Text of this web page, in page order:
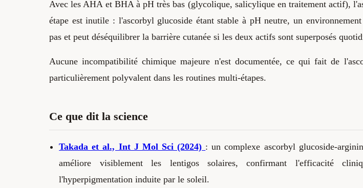
Avec les AHA et BHA à pH très bas (glycolique, salicylique en traitement actif),
étape est inutile : l'ascorbyl glucoside étant stable à pH neutre, un
pas et peut déséquilibrer la barrière cutanée si les deux actifs sont superposés
Aucune incompatibilité chimique majeure n'est documentée, ce qui fait de
particulièrement polyvalent dans les routines multi-étapes.
Ce que dit la science
Takada et al., Int J Mol Sci (2024) : un complexe ascorbyl glucoside-
améliore visiblement les lentigos solaires, confirmant l'efficacité
l'hyperpigmentation induite par le soleil.